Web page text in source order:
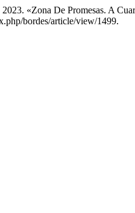
«Zona De Promesas. A
bordes/article/view/1499.